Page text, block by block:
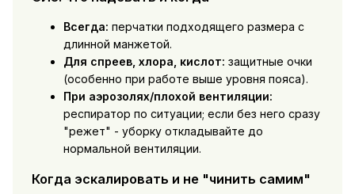
Всегда: перчатки подходящего размера с
длинной манжетой.
Для спреев, хлора, кислот: защитные очки
(особенно при работе выше уровня пояса).
При аэрозолях/плохой вентиляции:
респиратор по ситуации; если без него сразу
"режет" - уборку откладывайте до
нормальной вентиляции.
Когда эскалировать и не "чинить самим"